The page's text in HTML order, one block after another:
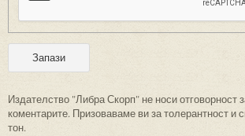
Издателство "Либра Скорп" не носи отговорност
коментарите. Призоваваме ви за толерантност и
тон.